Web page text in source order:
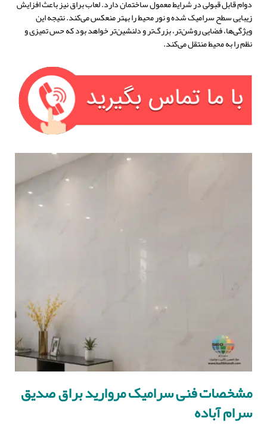
دوام قابل قبولی در شرایط معمول ساختمان دارد. لعاب براق نیز باعث افزایش
زیبایی سطح سرامیک شده و نور محیط را بهتر منعکس می‌کند. نتیجه این
ویژگی‌ها، فضایی روشن‌تر، بزرگ‌تر و دلنشین‌تر خواهد بود که حس تمیزی و
نظم را به محیط منتقل می‌کند.
مشخصات فنی سرامیک مروارید براق صدیق
سرام آباده